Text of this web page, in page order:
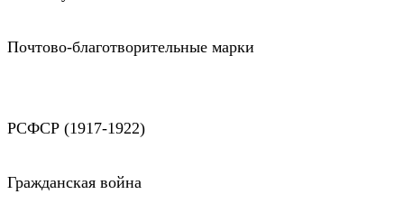
Почтово-благотворительные марки
РСФСР (1917-1922)
Гражданская война